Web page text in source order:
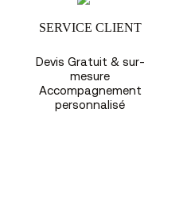
SERVICE CLIENT
Devis Gratuit & sur-
mesure
Accompagnement
personnalisé